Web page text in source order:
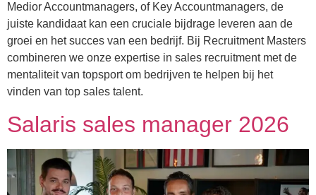
Medior Accountmanagers, of Key Accountmanagers, de
juiste kandidaat kan een cruciale bijdrage leveren aan de
groei en het succes van een bedrijf. Bij Recruitment Masters
combineren we onze expertise in sales recruitment met de
mentaliteit van topsport om bedrijven te helpen bij het
vinden van top sales talent.
Salaris sales manager 2026